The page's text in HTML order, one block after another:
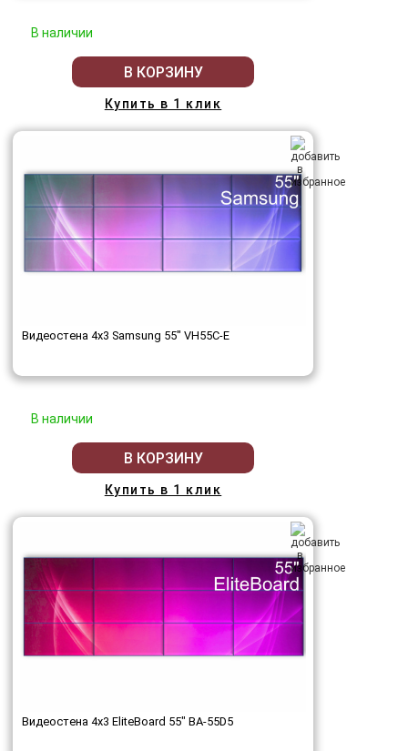
В наличии
В КОРЗИНУ
Купить в 1 клик
Видеостена 4x3 Samsung 55" VH55C-E
В наличии
В КОРЗИНУ
Купить в 1 клик
Видеостена 4x3 EliteBoard 55" BA-55D5